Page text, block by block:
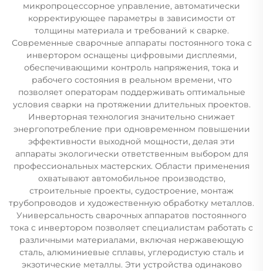
микропроцессорное управление, автоматически
корректирующее параметры в зависимости от
толщины материала и требований к сварке.
Современные сварочные аппараты постоянного тока с
инвертором оснащены цифровыми дисплеями,
обеспечивающими контроль напряжения, тока и
рабочего состояния в реальном времени, что
позволяет операторам поддерживать оптимальные
условия сварки на протяжении длительных проектов.
Инверторная технология значительно снижает
энергопотребление при одновременном повышении
эффективности выходной мощности, делая эти
аппараты экологически ответственным выбором для
профессиональных мастерских. Области применения
охватывают автомобильное производство,
строительные проекты, судостроение, монтаж
трубопроводов и художественную обработку металлов.
Универсальность сварочных аппаратов постоянного
тока с инвертором позволяет специалистам работать с
различными материалами, включая нержавеющую
сталь, алюминиевые сплавы, углеродистую сталь и
экзотические металлы. Эти устройства одинаково